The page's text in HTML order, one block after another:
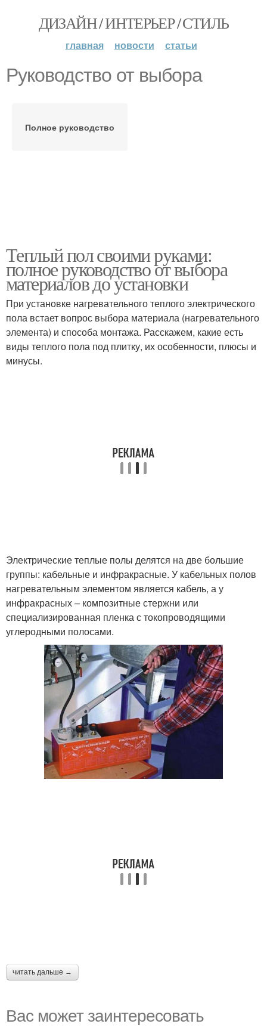
ДИЗАЙН / ИНТЕРЬЕР / СТИЛЬ
главная новости статьи
Руководство от выбора
Полное руководство
Теплый пол своими руками:
полное руководство от выбора
материалов до установки
При установке нагревательного теплого электрического
пола встает вопрос выбора материала (нагревательного
элемента) и способа монтажа. Расскажем, какие есть
виды теплого пола под плитку, их особенности, плюсы и
минусы.
Электрические теплые полы делятся на две большие
группы: кабельные и инфракрасные. У кабельных полов
нагревательным элементом является кабель, а у
инфракрасных – композитные стержни или
специализированная пленка с токопроводящими
углеродными полосами.
читать дальше →
Вас может заинтересовать